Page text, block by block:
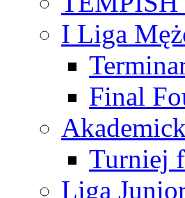
I Liga
Final
Turniej
Liga